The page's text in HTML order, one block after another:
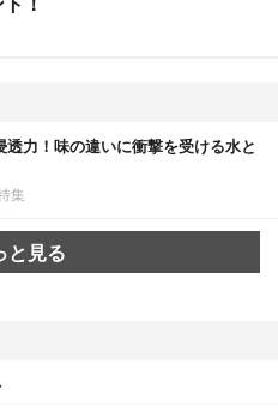
力！味の違いに衝撃を受ける水と
集
と見る